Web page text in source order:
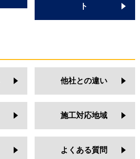
ト
他社との違い
施工対応地域
よくある質問